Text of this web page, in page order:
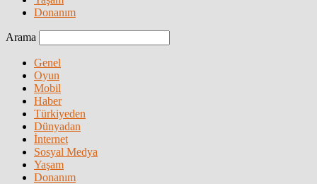
Donanım
Arama
Genel
Oyun
Mobil
Haber
Türkiyeden
Dünyadan
İnternet
Sosyal Medya
Yaşam
Donanım